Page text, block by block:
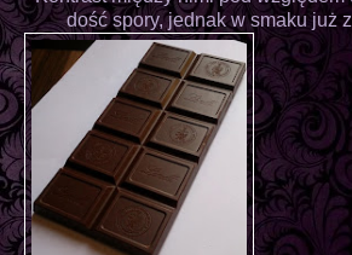
dość spory, jednak w smaku już